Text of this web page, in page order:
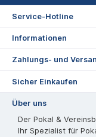
Service-Hotline
Informationen
Zahlungs- und
Sicher Einkaufen
Über uns
Der Pokal &
Ihr Spezialist für